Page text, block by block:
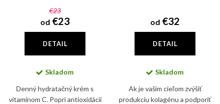
€23
od €23
DETAIL
Skladom
Denný hydratačný krém s
vitamínom C. Popri antioxidácii
od €32
DETAIL
Skladom
Ak je vaším cieľom zvýšiť
produkciu kolagénu a podporiť